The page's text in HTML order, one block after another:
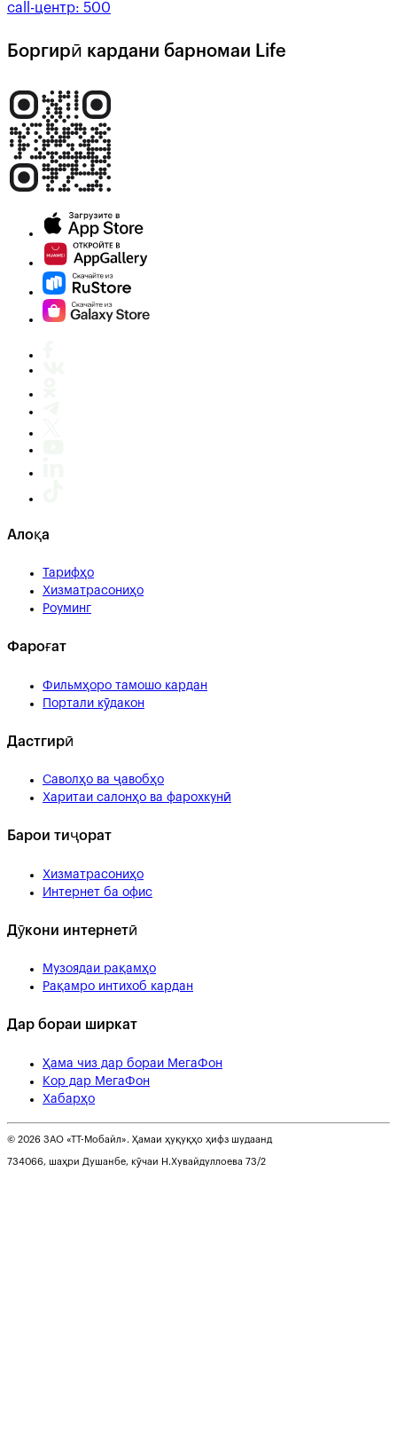
call-центр: 500
Боргирӣ кардани барномаи Life
Алоқа
Тарифҳо
Хизматрасониҳо
Роуминг
Фароғат
Фильмҳоро тамошо кардан
Портали кӯдакон
Дастгирӣ
Саволҳо ва ҷавобҳо
Харитаи салонҳо ва фарохкунӣ
Барои тиҷорат
Хизматрасониҳо
Интернет ба офис
Дӯкони интернетӣ
Музоядаи рақамҳо
Рақамро интихоб кардан
Дар бораи ширкат
Ҳама чиз дар бораи МегаФон
Кор дар МегаФон
Хабарҳо
© 2026 ЗАО «ТТ-Мобайл». Ҳамаи ҳуқуқҳо ҳифз шудаанд
734066, шаҳри Душанбе, кӯчаи Н.Хувайдуллоева 73/2